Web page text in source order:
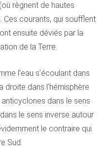
règnent de hautes
Ces courants, qui soufflent
ensuite déviés par la
de la Terre.
l’eau s’écoulant dans
droite dans l’hémisphère
dans le sens
le sens inverse autour
le contraire qui
Sud.